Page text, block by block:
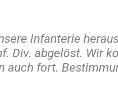
Infanterie
Div. abgelöst. Wir
auch fort.